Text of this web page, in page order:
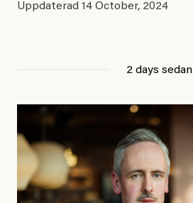
Uppdaterad 14 October, 2024
2 days sedan